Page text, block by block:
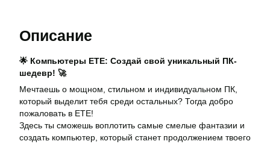
Описание
🌟 Компьютеры ЕТЕ: Создай свой уникальный ПК-
шедевр! 🚀
Мечтаешь о мощном, стильном и индивидуальном ПК,
который выделит тебя среди остальных? Тогда добро
пожаловать в ЕТЕ!
Здесь ты сможешь воплотить самые смелые фантазии и
создать компьютер, который станет продолжением твоего